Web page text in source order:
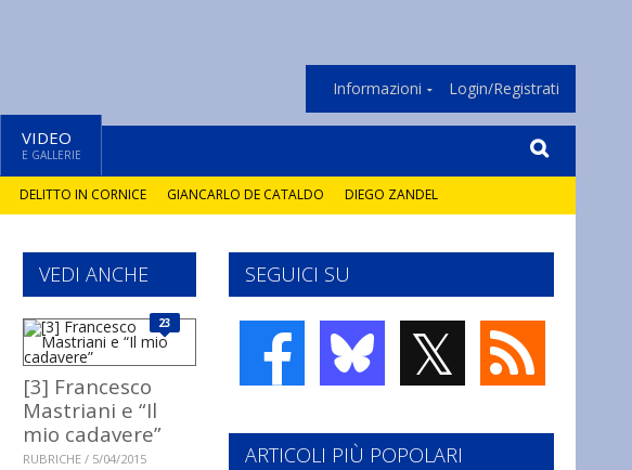
Informazioni Login/Registrati
VIDEO
E GALLERIE
DELITTO IN CORNICE GIANCARLO DE CATALDO DIEGO ZANDEL
SEGUICI SU
𝕏
VEDI ANCHE
23
[3] Francesco
Mastriani e “Il
mio cadavere”
RUBRICHE / 5/04/2015 ARTICOLI PIÙ POPOLARI